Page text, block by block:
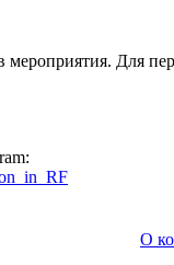
мероприятия. Для
О